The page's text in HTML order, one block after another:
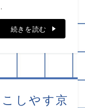
続きを読む
しやす京